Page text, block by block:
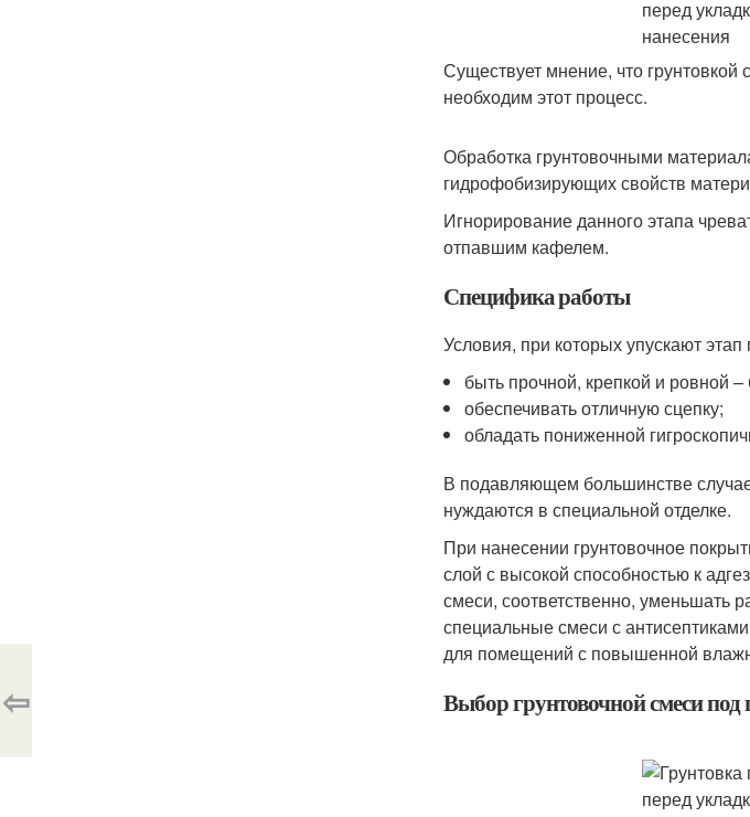
Существует мнение, что
необходим этот процесс.
Обработка грунтовочными
гидрофобизирующих свойств
Игнорирование данного этапа
отпавшим кафелем.
Специфика работы
Условия, при которых упускают
быть прочной, крепкой и ровной
обеспечивать отличную сцепку;
обладать пониженной
В подавляющем большинстве
нуждаются в специальной отделке.
При нанесении грунтовочное
слой с высокой способностью к
смеси, соответственно, уменьшать
специальные смеси с
для помещений с повышенной
Выбор грунтовочной смеси под
⇦